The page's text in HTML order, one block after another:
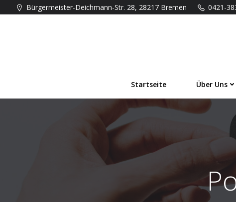
Inhalt
Bürgermeister-Deichmann-Str. 28, 28217 Bremen 0421-
Startseite Über Uns